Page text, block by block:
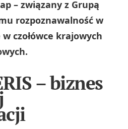
– związany z Grupą
rozpoznawalność w
czołówce krajowych
– biznes